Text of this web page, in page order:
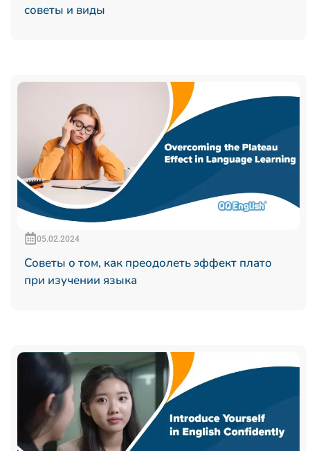
советы и виды
05.02.2024
Советы о том, как преодолеть эффект плато
при изучении языка